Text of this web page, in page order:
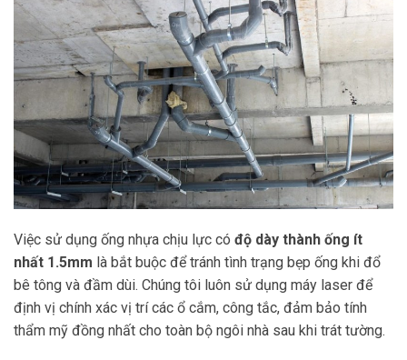
Việc sử dụng ống nhựa chịu lực có độ dày thành ống ít
nhất 1.5mm là bắt buộc để tránh tình trạng bẹp ống khi đổ
bê tông và đầm dùi. Chúng tôi luôn sử dụng máy laser để
định vị chính xác vị trí các ổ cắm, công tắc, đảm bảo tính
thẩm mỹ đồng nhất cho toàn bộ ngôi nhà sau khi trát tường.